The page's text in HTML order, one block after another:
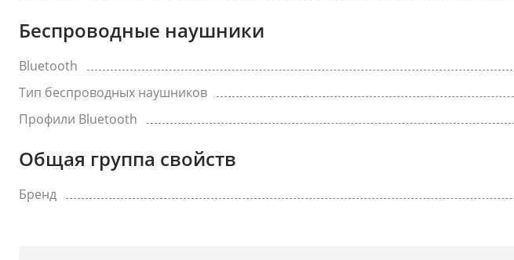
Беспроводные наушники
Bluetooth
Тип беспроводных наушников
Профили Bluetooth
Общая группа свойств
Бренд